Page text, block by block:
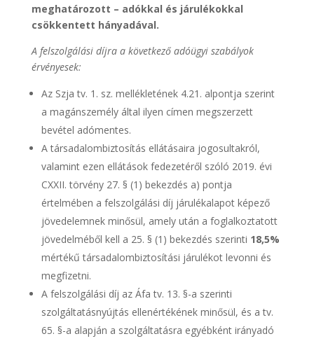
meghatározott – adókkal és járulékokkal
csökkentett hányadával.
A felszolgálási díjra a következő adóügyi szabályok
érvényesek:
Az Szja tv. 1. sz. mellékletének 4.21. alpontja szerint
a magánszemély által ilyen címen megszerzett
bevétel adómentes.
A társadalombiztosítás ellátásaira jogosultakról,
valamint ezen ellátások fedezetéről szóló 2019. évi
CXXII. törvény 27. § (1) bekezdés a) pontja
értelmében a felszolgálási díj járulékalapot képező
jövedelemnek minősül, amely után a foglalkoztatott
jövedelméből kell a 25. § (1) bekezdés szerinti 18,5%
mértékű társadalombiztosítási járulékot levonni és
megfizetni.
A felszolgálási díj az Áfa tv. 13. §-a szerinti
szolgáltatásnyújtás ellenértékének minősül, és a tv.
65. §-a alapján a szolgáltatásra egyébként irányadó